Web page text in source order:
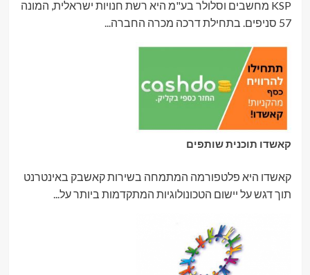
KSP מחשבים וסלולר בע"מ היא רשת חנויות ישראלית, המונה
57 סניפים. בתחילת דרכה מכרה החברה...
קאשדו תוכנית שותפים
קאשדו היא פלטפורמה המתמחה בשירות קאשבק באינטרנט
תוך דגש על יישום הטכונולוגיות המתקדמות ביותר על...